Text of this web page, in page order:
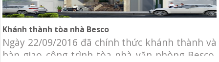
Khánh thành tòa nhà Besco
Ngày 22/09/2016 đã chính thức khánh thành và
bàn giao công trình tòa nhà văn phòng Besco.